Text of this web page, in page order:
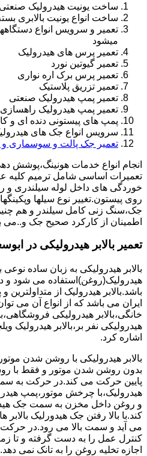
ساخت یونیت هیدرولیک صنعتی
ساخت انواع یونیت بالابری
تعمیر و سرویس انواع
میشود
تعمیر پرس های هیدرولیک
تعمیر گیوتین نورد
تعمیر پرس برک اره نواری
تعمیر تزریق پلاستیک
تعمیر پمپ هیدرولیک صنعتی
تعمیر پمپ هیدرولیک راهسازی
پمپ های پیستونی دنده ای و
سرویس انواع جک های
تعمیر جک پالت و سوسماری
انجام انواع خدمات هونینگ،پوشش
تعمیرات اساسی شامل ترمیم کلیه
خوردگی های داخل لوله سیلندری و
روی پیستون.تغییر نوع سیلها
جک،سنگ زنی کامل سیلندر و هم
اطمینان از کارکرد صحیح جک و..می
تعمیر بالابر هیدرولیکی در
بالابر هیدرولیکی به زبان ساده
هیدرولیک(روغن)استفاده می شود و
باشد.بالابر هیدرولیک از متداولترین
ایران می باشد که از انواع آن می
خانگی،بالابر هیدرولیکی
هیدرولیکی نفر بر،بالابر هیدرولیک
اشاره کرد.
بالابر هیدرولیکی با روشن شدن
بدون روشن شدن موتور و فقط با
پایین حرکت می کند.در حرکت به سمت
هیدرولیک،با چرخش موتور،پمپ
و روغن داخل مخزن به سمت جک
کند.با بالا رفتن جک هیدورلیک
می آید و سمت بالا می رود.در
کنترل عمل را به دست گرفته و تا
اجازه تخلیه روغن را به تانک نمی دهد.